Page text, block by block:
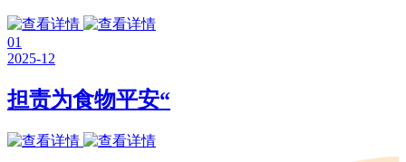
01
2025-12
担责为食物平安“